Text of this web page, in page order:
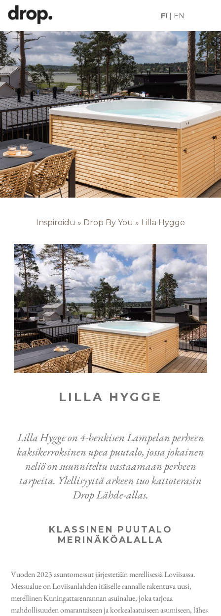
FI | EN
Inspiroidu » Drop By You » Lilla Hygge
LILLA HYGGE
Lilla Hygge on 4-henkisen Lampelan perheen
kaksikerroksinen upea puutalo, jossa jokainen
neliö on suunniteltu vastaamaan perheen
tarpeita. Ylellisyyttä arkeen tuo kattoterasin
Drop Lähde-allas.
KLASSINEN PUUTALO
MERINÄKÖALALLA
Vuoden 2023 asuntomessut järjestetään merellisessä Loviisassa.
Messualue on Loviisanlahden itäiselle rannalle rakentuva uusi,
merellinen Kuningattarenrannan asuinalue, joka tarjoaa
mahdollisuuden omarantaiseen ja korkealaatuiseen asumiseen, lähes